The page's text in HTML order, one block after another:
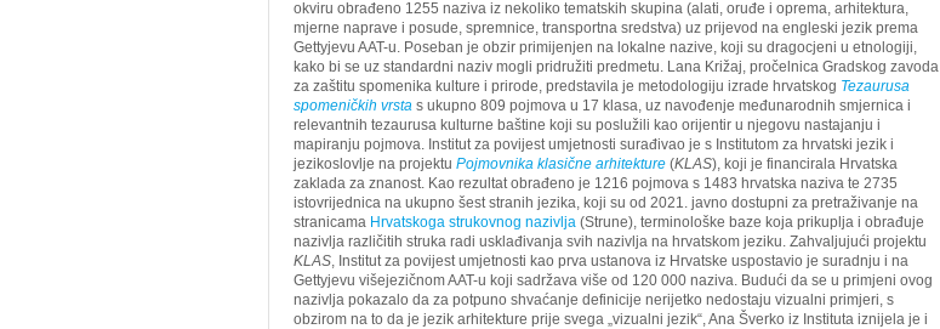
okviru obrađeno 1255 naziva iz nekoliko tematskih skupina (alati, oruđe i oprema, arhitektura,
mjerne naprave i posude, spremnice, transportna sredstva) uz prijevod na engleski jezik prema
Gettyjevu AAT-u. Poseban je obzir primijenjen na lokalne nazive, koji su dragocjeni u etnologiji,
kako bi se uz standardni naziv mogli pridružiti predmetu. Lana Križaj, pročelnica Gradskog zavoda
za zaštitu spomenika kulture i prirode, predstavila je metodologiju izrade hrvatskog Tezaurusa
spomeničkih vrsta s ukupno 809 pojmova u 17 klasa, uz navođenje međunarodnih smjernica i
relevantnih tezaurusa kulturne baštine koji su poslužili kao orijentir u njegovu nastajanju i
mapiranju pojmova. Institut za povijest umjetnosti surađivao je s Institutom za hrvatski jezik i
jezikoslovlje na projektu Pojmovnika klasične arhitekture (KLAS), koji je financirala Hrvatska
zaklada za znanost. Kao rezultat obrađeno je 1216 pojmova s 1483 hrvatska naziva te 2735
istovrijednica na ukupno šest stranih jezika, koji su od 2021. javno dostupni za pretraživanje na
stranicama Hrvatskoga strukovnog nazivlja (Strune), terminološke baze koja prikuplja i obrađuje
nazivlja različitih struka radi usklađivanja svih nazivlja na hrvatskom jeziku. Zahvaljujući projektu
KLAS, Institut za povijest umjetnosti kao prva ustanova iz Hrvatske uspostavio je suradnju i na
Gettyjevu višejezičnom AAT-u koji sadržava više od 120 000 naziva. Budući da se u primjeni ovog
nazivlja pokazalo da za potpuno shvaćanje definicije nerijetko nedostaju vizualni primjeri, s
obzirom na to da je jezik arhitekture prije svega „vizualni jezik“, Ana Šverko iz Instituta iznijela je i